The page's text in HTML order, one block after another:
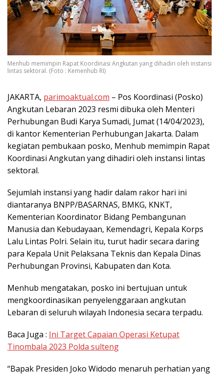
Menhub memimpin Rapat Koordinasi Angkutan yang dihadiri oleh instansi
lintas sektoral. (Foto : Kemenhub RI)
JAKARTA, parimoaktual.com – Pos Koordinasi (Posko)
Angkutan Lebaran 2023 resmi dibuka oleh Menteri
Perhubungan Budi Karya Sumadi, Jumat (14/04/2023),
di kantor Kementerian Perhubungan Jakarta. Dalam
kegiatan pembukaan posko, Menhub memimpin Rapat
Koordinasi Angkutan yang dihadiri oleh instansi lintas
sektoral.
Sejumlah instansi yang hadir dalam rakor hari ini
diantaranya BNPP/BASARNAS, BMKG, KNKT,
Kementerian Koordinator Bidang Pembangunan
Manusia dan Kebudayaan, Kemendagri, Kepala Korps
Lalu Lintas Polri. Selain itu, turut hadir secara daring
para Kepala Unit Pelaksana Teknis dan Kepala Dinas
Perhubungan Provinsi, Kabupaten dan Kota.
Menhub mengatakan, posko ini bertujuan untuk
mengkoordinasikan penyelenggaraan angkutan
Lebaran di seluruh wilayah Indonesia secara terpadu.
Baca Juga : Ini Target Capaian Operasi Ketupat
Tinombala 2023 Polda sulteng
“Bapak Presiden Joko Widodo menaruh perhatian yang